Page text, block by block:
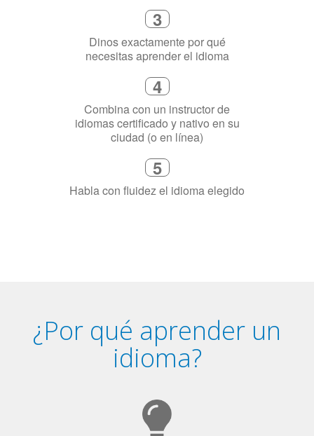
3
Dinos exactamente por qué
4
Combina con un instructor de
idiomas certificado y nativo en su
5
¿Por qué aprender un
idioma?